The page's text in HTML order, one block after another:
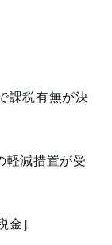
課税有無が決
軽減措置が受
］